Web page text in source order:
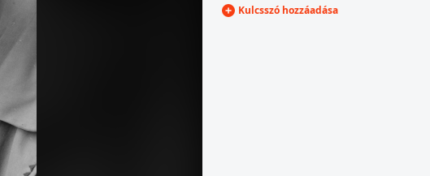
Kulcsszó hozzáadása